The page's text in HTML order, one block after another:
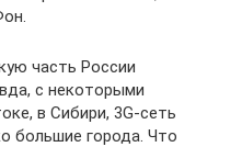
часть России
с некоторыми
в Сибири, 3G-сеть
большие города. Что